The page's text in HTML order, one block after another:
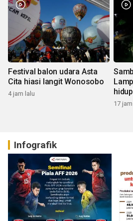
Festival balon udara Asta
Cita hiasi langit Wonosobo
4 jam lalu
17
Infografik